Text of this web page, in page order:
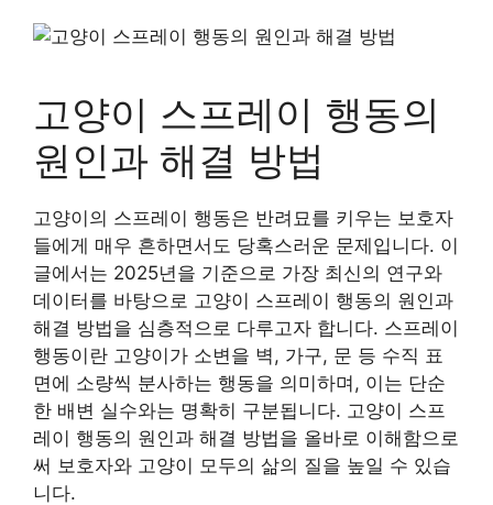
고양이 스프레이 행동의
원인과 해결 방법
고양이의 스프레이 행동은 반려묘를 키우는 보호자
들에게 매우 흔하면서도 당혹스러운 문제입니다. 이
글에서는 2025년을 기준으로 가장 최신의 연구와
데이터를 바탕으로 고양이 스프레이 행동의 원인과
해결 방법을 심층적으로 다루고자 합니다. 스프레이
행동이란 고양이가 소변을 벽, 가구, 문 등 수직 표
면에 소량씩 분사하는 행동을 의미하며, 이는 단순
한 배변 실수와는 명확히 구분됩니다. 고양이 스프
레이 행동의 원인과 해결 방법을 올바로 이해함으로
써 보호자와 고양이 모두의 삶의 질을 높일 수 있습
니다.